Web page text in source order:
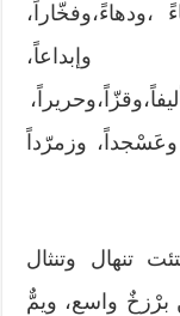
،ودهاءً،وفخّاراً،
وزمرّداً
تنهال وتنثال
برْزخٌ واسع، ويمٌّ